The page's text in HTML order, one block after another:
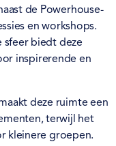
de Powerhouse-
en workshops.
sfeer biedt deze
inspirerende en
deze ruimte een
terwijl het
kleinere groepen.